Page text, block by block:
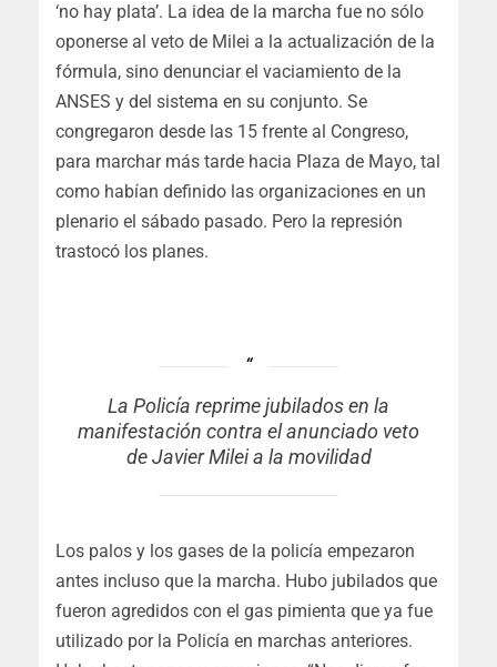
‘no hay plata’. La idea de la marcha fue no sólo
oponerse al veto de Milei a la actualización de la
fórmula, sino denunciar el vaciamiento de la
ANSES y del sistema en su conjunto. Se
congregaron desde las 15 frente al Congreso,
para marchar más tarde hacia Plaza de Mayo, tal
como habían definido las organizaciones en un
plenario el sábado pasado. Pero la represión
trastocó los planes.
La Policía reprime jubilados en la
manifestación contra el anunciado veto
de Javier Milei a la movilidad
Los palos y los gases de la policía empezaron
antes incluso que la marcha. Hubo jubilados que
fueron agredidos con el gas pimienta que ya fue
utilizado por la Policía en marchas anteriores.